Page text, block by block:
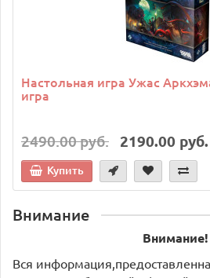
Настольная игра Ужас
игра
2490.00 руб. 2190.00 руб.
Купить
Внимание
Внимание!
Вся